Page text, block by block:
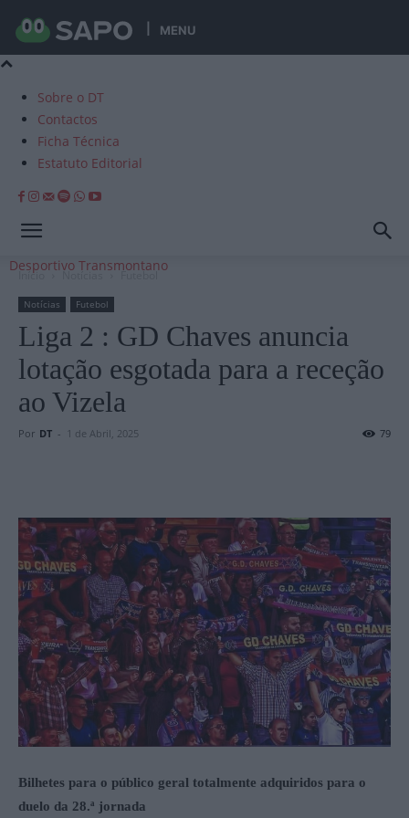
MENU
Sobre o DT
Contactos
Ficha Técnica
Estatuto Editorial
Desportivo Transmontano
Início Notícias Futebol
Notícias Futebol
Liga 2 : GD Chaves anuncia
lotação esgotada para a receção
ao Vizela
Por DT - 1 de Abril, 2025 79
Bilhetes para o público geral totalmente adquiridos para o
duelo da 28.ª jornada